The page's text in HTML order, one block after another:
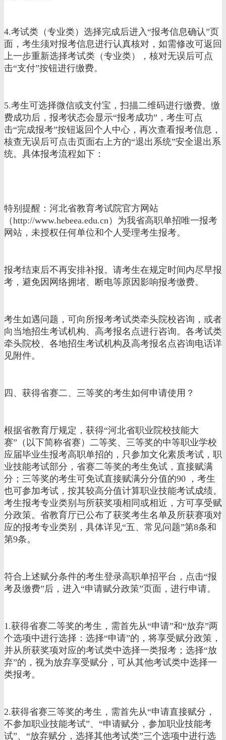
4.考试类（专业类）选择完成后进入“报考信息确认”页
面，考生须对报考信息进行认真核对，如需修改可返回
上一步重新选择考试类（专业类），核对无误后可点
击“支付”按钮进行缴费。
5.考生可选择微信或支付宝，扫描二维码进行缴费。缴
费成功后，报考状态会显示“报考成功”，考生可点
击“完成报考”按钮返回个人中心，再次查看报考信息，
核查无误后可点击页面右上方的“退出系统”安全退出系
统。具体报考流程如下：
特别提醒：河北省教育考试院官方网站
（http://www.hebeea.edu.cn）为我省高职单招唯一报考
网站，未授权任何单位和个人受理考生报考。
报考结束后不再安排补报。请考生在规定时间内尽早报
考，避免因网络拥堵、断电等原因影响报考缴费。
考生如遇问题，可向所报考考试类牵头院校咨询，或者
向当地招生考试机构、高考报名点进行咨询。各考试类
牵头院校、各地招生考试机构及高考报名点咨询电话详
见附件。
四、获得省赛二、三等奖的考生如何申请使用？
根据省教育厅规定，获得“河北省职业院校技能大
赛”（以下简称省赛）二等奖、三等奖的中等职业学校
应届毕业生报考高职单招的，只参加文化素质考试，职
业技能考试部分，省赛二等奖的考生免试，直接赋满
分；三等奖的考生可免试直接赋满分分值的90 ，考生
也可参加考试，按其较高分值计算职业技能考试成绩。
考生报考专业类别与所获奖项相同或相近，方可享受赋
分政策。省教育厅已公布了获奖考生名单及所获赛项对
应的报考专业类别，具体详见“五、常见问题”第8条和
第9条。
符合上述赋分条件的考生登录高职单招平台，点击“报
考及缴费”后，进入“申请赋分政策”页面，进行申请。
1.获得省赛二等奖的考生，需首先从“申请”和“放弃”两
个选项中进行选择：选择“申请”的，将享受赋分政策，
并从所获奖项对应的考试类中选择一类报考；选择“放
弃”的，视为放弃享受赋分，可从其他考试类中选择一
类报考。
2.获得省赛三等奖的考生，需首先从“申请直接赋分，
不参加职业技能考试”、“申请赋分，参加职业技能考
试”、“放弃赋分，选择其他考试类”三个选项中进行选